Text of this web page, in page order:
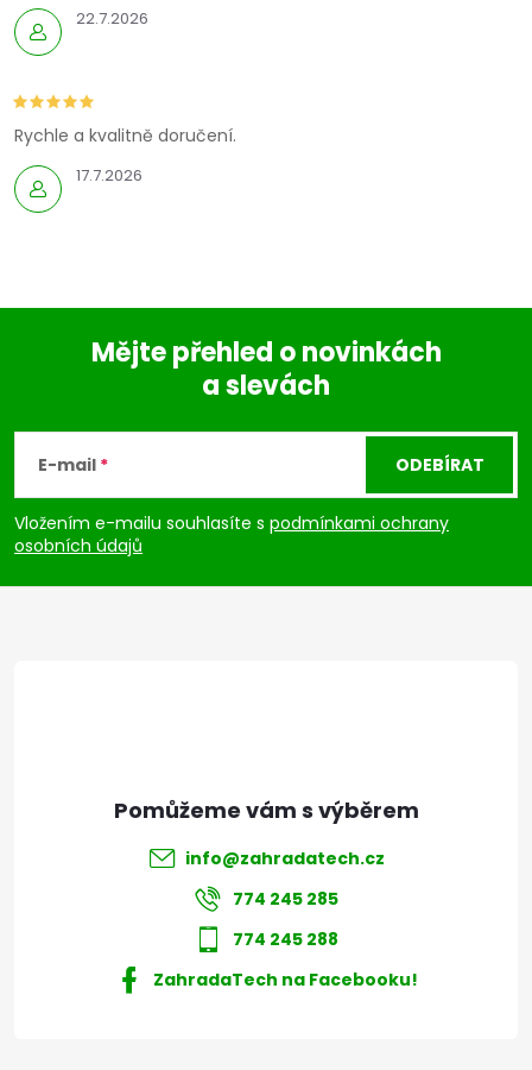
22.7.2026
17.7.2026
Rychle a kvalitně doručení.
p
a
Mějte přehled o novinkách
a slevách
E-mail
Vložením e-mailu souhlasíte s podmínkami ochrany
osobních údajů
ODEBÍRAT
info@zahradatech.cz
774 245 285
774 245 288
ZahradaTech na Facebooku!